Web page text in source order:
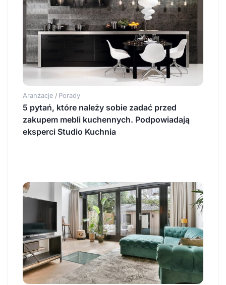
Aranżacje / Porady
5 pytań, które należy sobie zadać przed
zakupem mebli kuchennych. Podpowiadają
eksperci Studio Kuchnia